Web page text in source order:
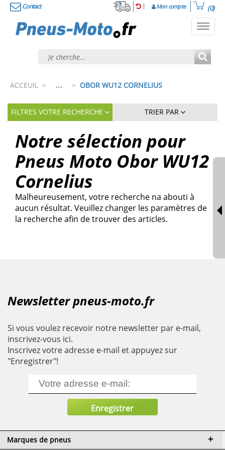
Contact Mon compte (0)
ACCEUIL > ... > OBOR WU12 CORNELIUS
FILTRES VOTRE RECHERCHE TRIER PAR
Notre sélection pour
Pneus Moto Obor WU12
Cornelius
Malheureusement, votre recherche na abouti à
aucun résultat. Veuillez changer les paramètres de
la recherche afin de trouver des articles.
Newsletter pneus-moto.fr
Si vous voulez recevoir notre newsletter par e-mail,
inscrivez-vous ici.
Inscrivez votre adresse e-mail et appuyez sur
"Enregistrer"!
Marques de pneus